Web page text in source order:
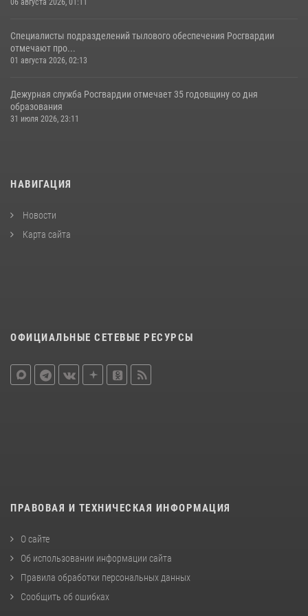
06 августа 2026, 01:11
Специалисты подразделений тылового обеспечения Росгвардии
отмечают про...
01 августа 2026, 02:13
Дежурная служба Росгвардии отмечает 35 годовщину со дня
образования
31 июля 2026, 23:11
НАВИГАЦИЯ
Новости
Карта сайта
ОФИЦИАЛЬНЫЕ СЕТЕВЫЕ РЕСУРСЫ
ПРАВОВАЯ И ТЕХНИЧЕСКАЯ ИНФОРМАЦИЯ
О сайте
Об использовании информации сайта
Правила обработки персональных данных
Сообщить об ошибках